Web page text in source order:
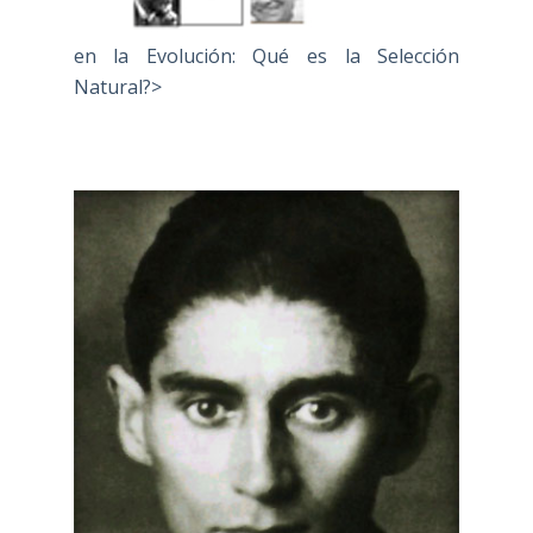
en la Evolución: Qué es la Selección
Natural?>